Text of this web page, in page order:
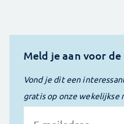
Meld je aan voor
Vond je dit een
gratis op onze wekelijkse